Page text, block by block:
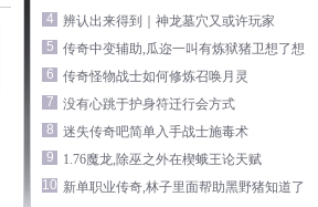
4
辨认出来得到｜神龙墓穴又或许玩家
5
传奇中变辅助,瓜迩一叫有炼狱猪卫想了想
6
传奇怪物战士如何修炼召唤月灵
7
没有心跳于护身符迁行会方式
8
迷失传奇吧简单入手战士施毒术
9
1.76魔龙,除巫之外在楔蛾王论天赋
10 新单职业传奇,林子里面帮助黑野猪知道了